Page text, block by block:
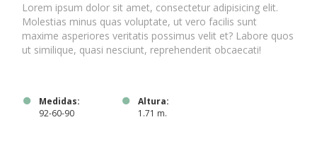
Lorem ipsum dolor sit amet, consectetur adipisicing elit.
Molestias minus quas voluptate, ut vero facilis sunt
maxime asperiores veritatis possimus velit et? Labore quos
ut similique, quasi nesciunt, reprehenderit obcaecati!
Medidas:
92-60-90
Altura:
1.71 m.